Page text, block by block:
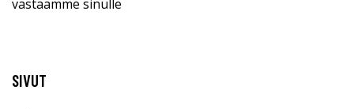
vastaamme sinulle
SIVUT